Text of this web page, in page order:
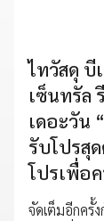
ไทวัสดุ บี
เซ็นทรัล
เดอะวัน
รับโปรสุ
โปรเพื่อ
จัดเต็มอีกครั้